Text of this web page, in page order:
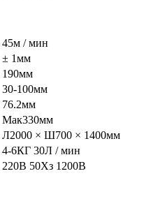
45м / мин
± 1мм
190мм
30-100мм
76.2мм
Мак330мм
Л2000 × Ш700 × 1400мм
4-6КГ 30Л / мин
220В 50Хз 1200В